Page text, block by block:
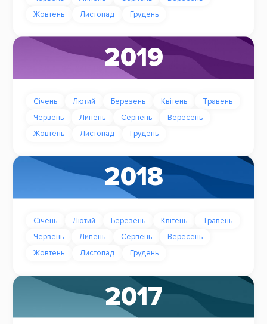
Жовтень
Листопад Грудень
2019
Січень Лютий Березень Квітень
Травень
Червень
Липень Серпень
Вересень
Жовтень
Листопад Грудень
2018
Січень Лютий Березень Квітень
Травень
Червень
Липень Серпень
Вересень
Жовтень
Листопад Грудень
2017